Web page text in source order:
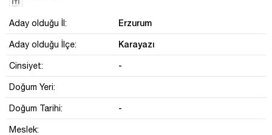
Aday olduğu İl: Erzurum
Aday olduğu İlçe: Karayazı
Cinsiyet: -
Doğum Yeri:
Doğum Tarihi: -
Meslek: